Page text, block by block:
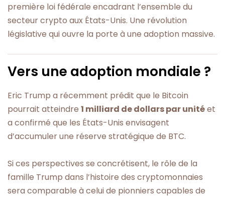
première loi fédérale encadrant l’ensemble du
secteur crypto aux États-Unis. Une révolution
législative qui ouvre la porte à une adoption massive.
Vers une adoption mondiale ?
Eric Trump a récemment prédit que le Bitcoin
pourrait atteindre 1 milliard de dollars par unitéet
a confirmé que les États-Unis envisagent
d’accumuler une réserve stratégique de BTC.
Si ces perspectives se concrétisent, le rôle de la
famille Trump dans l’histoire des cryptomonnaies
sera comparable à celui de pionniers capables de